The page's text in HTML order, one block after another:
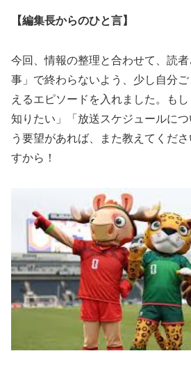
【編集長からのひと言】
今回、情報の整理と合わせて、読
事」で終わらないよう、少し自分
えるエピソードを入れました。も
知りたい」「放送スケジュールに
う要望があれば、また教えてくだ
すから！